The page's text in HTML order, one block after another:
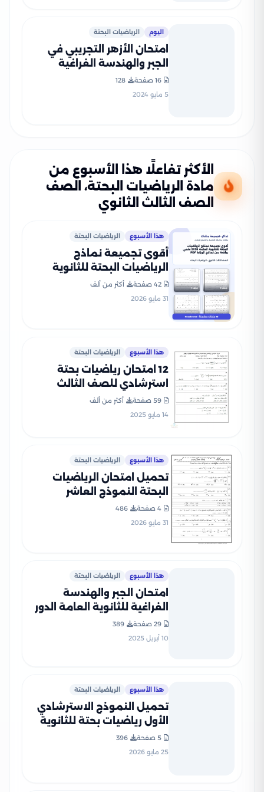
اليوم الرياضيات البحتة
امتحان الأزهر التجريبي في
الجبر والهندسة الفراغية
للثانوية الأزهرية القسم
العلمي 2024
16 صفحة
128
5 مايو 2024
الأكثر تفاعلًا هذا الأسبوع من
مادة الرياضيات البحتة، الصف
الصف الثالث الثانوي
هذا الأسبوع الرياضيات البحتة
أقوى تجميعة نماذج
الرياضيات البحتة للثانوية
العامة 2026 علمي رياضة من
نماذج الوزارة PDF
42 صفحة
أكثر من ألف
31 مايو 2026
هذا الأسبوع الرياضيات البحتة
12 امتحان رياضيات بحتة
استرشادي للصف الثالث
الثانوي 2025 بصيغة PDF
59 صفحة
أكثر من ألف
14 مايو 2025
هذا الأسبوع الرياضيات البحتة
تحميل امتحان الرياضيات
البحتة النموذج العاشر
نماذج الوزارة
4 صفحة
486
31 مايو 2026
هذا الأسبوع الرياضيات البحتة
امتحان الجبر والهندسة
الفراغية للثانوية العامة الدور
بالإجابات الرسمية
29 صفحة
389
10 أبريل 2025
هذا الأسبوع الرياضيات البحتة
تحميل النموذج الاسترشادي
الأول رياضيات بحتة للثانوية
العامة 2026 من نماذج الوزارة
5 صفحة
396
25 مايو 2026